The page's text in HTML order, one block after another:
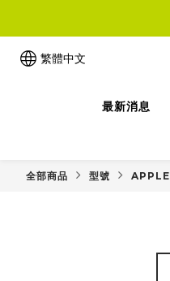
繁體中文
最新消息
全部商品 型號 APPLE